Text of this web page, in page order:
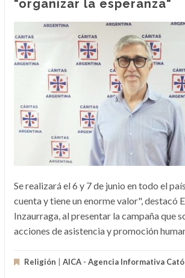
"organizar la esperanza"
Se realizará el 6 y 7 de junio en todo el
cuenta y tiene un enorme valor", destacó
Inzaurraga, al presentar la campaña que
acciones de asistencia y promoción
Religión AICA - Agencia Informativa